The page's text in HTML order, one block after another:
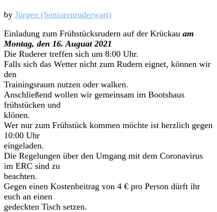
by Jürgen (Seniorenruderwart)
Einladung zum Frühstücksrudern auf der Krückau am
Montag, den 16. Auguat 2021
Die Ruderer treffen sich um 8:00 Uhr.
Falls sich das Wetter nicht zum Rudern eignet, können wir
den
Trainingsraum nutzen oder walken.
Anschließend wollen wir gemeinsam im Bootshaus
frühstücken und
klönen.
Wer nur zum Frühstück kommen möchte ist herzlich gegen
10:00 Uhr
eingeladen.
Die Regelungen über den Umgang mit dem Coronavirus
im ERC sind zu
beachten.
Gegen einen Kostenbeitrag von 4 € pro Person dürft ihr
euch an einen
gedeckten Tisch setzen.